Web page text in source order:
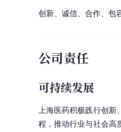
创新、诚信、合作、包
公司责任
可持续发展
上海医药积极践行创新
程，推动行业与社会高